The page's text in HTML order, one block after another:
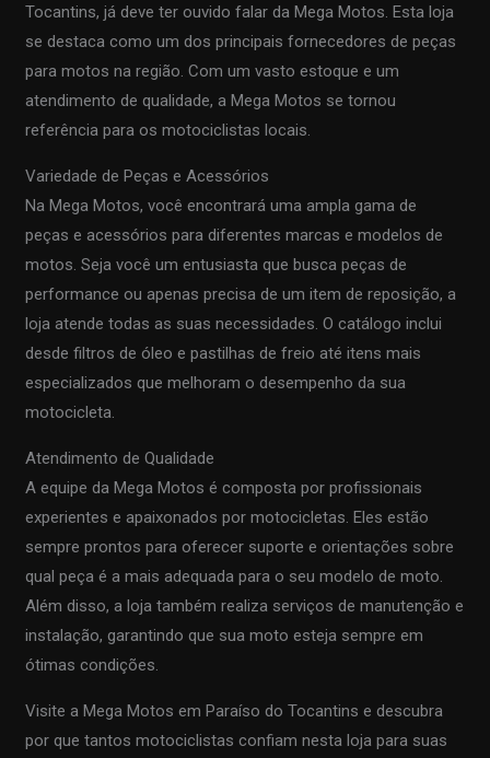
Tocantins, já deve ter ouvido falar da Mega Motos. Esta loja
se destaca como um dos principais fornecedores de peças
para motos na região. Com um vasto estoque e um
atendimento de qualidade, a Mega Motos se tornou
referência para os motociclistas locais.
Variedade de Peças e Acessórios
Na Mega Motos, você encontrará uma ampla gama de
peças e acessórios para diferentes marcas e modelos de
motos. Seja você um entusiasta que busca peças de
performance ou apenas precisa de um item de reposição, a
loja atende todas as suas necessidades. O catálogo inclui
desde filtros de óleo e pastilhas de freio até itens mais
especializados que melhoram o desempenho da sua
motocicleta.
Atendimento de Qualidade
A equipe da Mega Motos é composta por profissionais
experientes e apaixonados por motocicletas. Eles estão
sempre prontos para oferecer suporte e orientações sobre
qual peça é a mais adequada para o seu modelo de moto.
Além disso, a loja também realiza serviços de manutenção e
instalação, garantindo que sua moto esteja sempre em
ótimas condições.
Visite a Mega Motos em Paraíso do Tocantins e descubra
por que tantos motociclistas confiam nesta loja para suas